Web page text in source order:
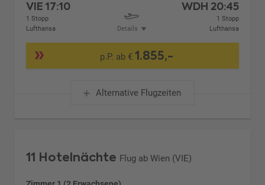
VIE17:10
1 Stopp
Lufthansa
Details
WDH 20:45
1 Stopp
Lufthansa
p.P. ab €1.855,-
Alternative Flugzeiten
11 Hotelnächte Flug ab Wien (VIE)